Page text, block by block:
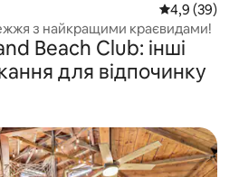
Середня
4,9 (39)
з найкращими краєвидами!
Beach Club: інші
для відпочинку